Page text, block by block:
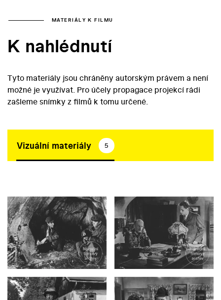
MATERIÁLY K FILMU
K nahlédnutí
Tyto materiály jsou chráněny autorským právem a není
možné je využívat. Pro účely propagace projekcí rádi
zašleme snímky z filmů k tomu určené.
Vizuální materiály 5